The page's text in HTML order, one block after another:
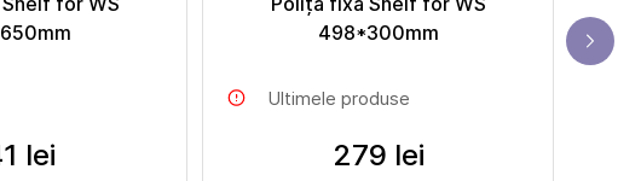
lei
498*300mm
Ultimele produse
279 lei